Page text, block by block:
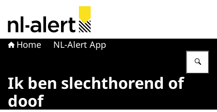
Naar de homepage van NL Alert
Home NL-Alert App
Ik ben slechthorend of
doof